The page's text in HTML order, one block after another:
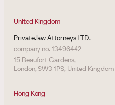
United Kingdom
Private.law Attorneys LTD.
company no. 13496442
15 Beaufort Gardens,
London, SW3 1PS, United Kingdom
Hong Kong